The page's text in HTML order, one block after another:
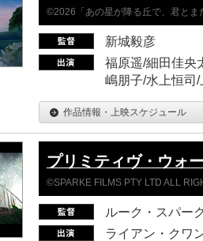
©2026「あの星が降る丘で、君とま
新城毅彦
福原遥/細田佳央
嶋朋子/水上恒司
作品情報・上映スケジュール
プリミティヴ・ウォ
©SPARKE FILMS PTY LTD ALL
ルーク・スパー
ライアン・クワ